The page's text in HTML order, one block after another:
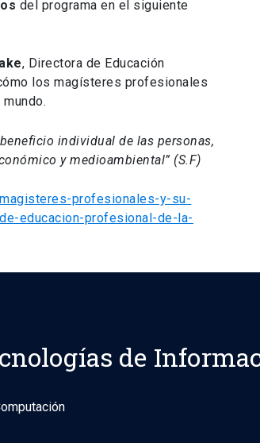
del programa en el siguiente
, Directora de Educación
los magísteres profesionales
individual de las personas,
y medioambiental” (S.F)
profesionales-y-su-
educacion-profesional-de-la-
de